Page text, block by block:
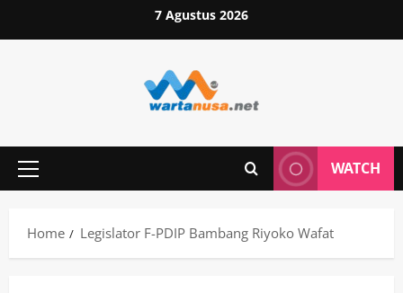
to
7 Agustus 2026
Primary
WATCH
Home Legislator F-PDIP Bambang Riyoko Wafat